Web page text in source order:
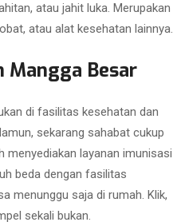
atau jahit luka. Merupakan
atau alat kesehatan lainnya.
Mangga Besar
di fasilitas kesehatan dan
sekarang sahabat cukup
menyediakan layanan imunisasi
beda dengan fasilitas
menunggu saja di rumah. Klik,
sekali bukan.